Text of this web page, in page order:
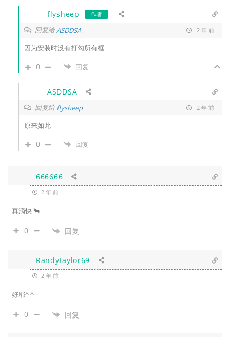
flysheep 作者
回复给ASDDSA 2 年 前
因为安装时没有打勾所有框
0 回复
ASDDSA
回复给flysheep 2 年 前
原来如此
0 回复
666666
2 年 前
真滴快 🐂
0 回复
Randytaylor69
2 年 前
好耶^ ^
0 回复